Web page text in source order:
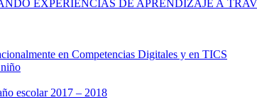
EXPERIENCIAS DE APRENDIZAJE A
en Competencias Digitales y en TICS
escolar 2017 – 2018